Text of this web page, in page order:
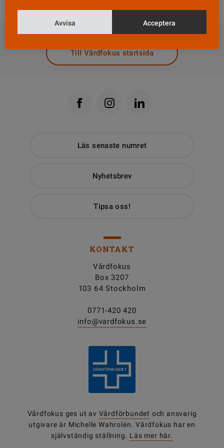
Till Vårdfokus startsida
Läs senaste numret
Nyhetsbrev
Tipsa oss!
KONTAKT
Vårdfokus
Box 3207
103 64 Stockholm
0771-420 420
info@vardfokus.se
Vårdfokus ges ut av Vårdförbundet och ansvarig
utgivare är Michelle Wahrolén. Vårdfokus har en
självständig ställning. Läs mer här.
Avvisa Acceptera